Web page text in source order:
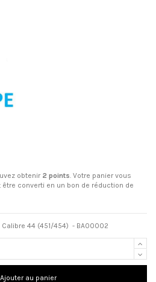
obtenir 2 points. Votre panier vous
être converti en un bon de réduction de
44 (451/454) - BA00002
Ajouter au panier